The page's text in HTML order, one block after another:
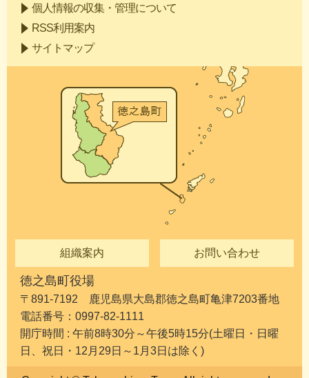
個人情報の収集・管理について
RSS利用案内
サイトマップ
組織案内 お問い合わせ
徳之島町役場
〒891-7192 鹿児島県大島郡徳之島町亀津7203番地
電話番号：0997-82-1111
開庁時間 : 午前8時30分～午後5時15分(土曜日・日曜
日、祝日・12月29日～1月3日は除く)